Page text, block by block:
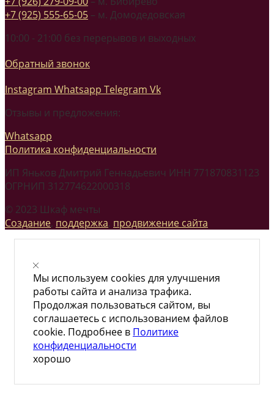
+7 (925) 555-65-05 – м. Домодедовская
10:00 - 21:00 без перерывов и выходных
Обратный звонок
Instagram Whatsapp Telegram Vk
Отзывы и предложения:
Whatsapp
Политика конфиденциальности
ИП Яньков Дмитрий Геннадьевич ИНН 771870831123
ОГРНИП 312774622000318
© 2023 Шкаф мечты
Создание, поддержка, продвижение сайта
Мы используем cookies для улучшения
работы сайта и анализа трафика.
Продолжая пользоваться сайтом, вы
соглашаетесь с использованием файлов
cookie. Подробнее в Политике
конфиденциальности
хорошо